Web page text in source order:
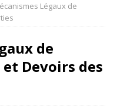
Légaux de
de
et Devoirs des